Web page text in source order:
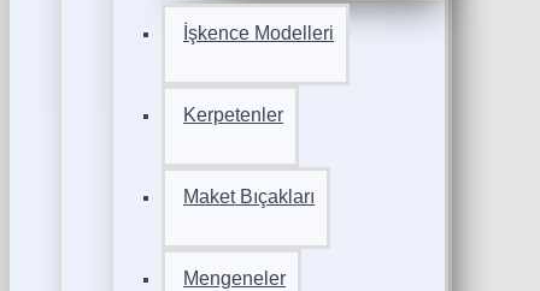
İşkence Modelleri
Kerpetenler
Maket Bıçakları
Mengeneler